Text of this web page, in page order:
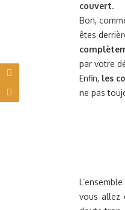
couvert.
Bon,
êtes
par votre
Enfin, les
ne pas
vous allez